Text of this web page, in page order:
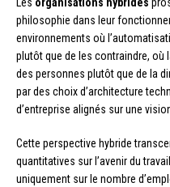
philosophie dans leur
environnements où
plutôt que de les contraindre, où
des personnes plutôt que de la
par des choix d’architecture
d’entreprise alignés sur une
Cette perspective hybride
quantitatives sur l’avenir du
uniquement sur le nombre